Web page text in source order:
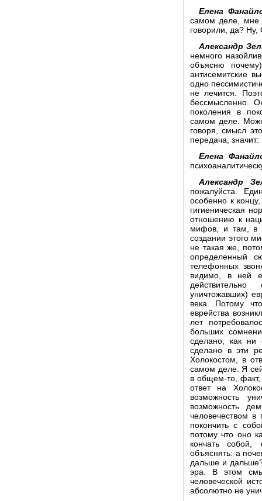
Елена
самом деле, мне
говорили, да? Ну,
Александр
немного
объясню
антисемитские
одно
не лечится.
бессмысленно.
поколения в
самом деле.
говоря, смысл
передача, значит:
Елена
Александр
пожалуйста.
особенно к
гигиеническая
отношению к
мифов, и там, в
создании этого
не такая же,
определенный
телефонных
видимо, в ней
уничтожавших)
века. Потому
еврейства
лет
больших
сделано, как ни
сделано в эти
Холокостом, в
самом деле. Я
в общем-то, факт,
ответ на
возможность
возможность
человечеством
покончить с
потому что оно
кончать
объяснять: а
дальше и
эра. В этом
человеческой
абсолютно не